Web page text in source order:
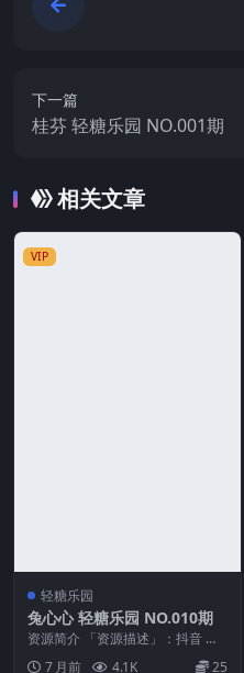
下一篇
桂芬 轻糖乐园 NO.001期
相关文章
VIP
轻糖乐园
兔心心 轻糖乐园 NO.010期
资源简介 「资源描述」：抖音 兔
心心 轻糖乐园 NO.010期 【21P】
7 月前 4.1K 25